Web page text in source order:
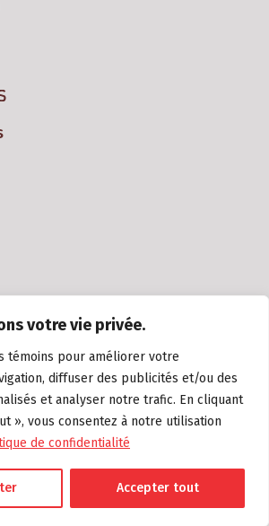
votre vie privée.
témoins pour améliorer votre
diffuser des publicités et/ou des
et analyser notre trafic. En cliquant
», vous consentez à notre utilisation
de confidentialité
Accepter tout
Gagné Construction Inc. Tous droits réservés